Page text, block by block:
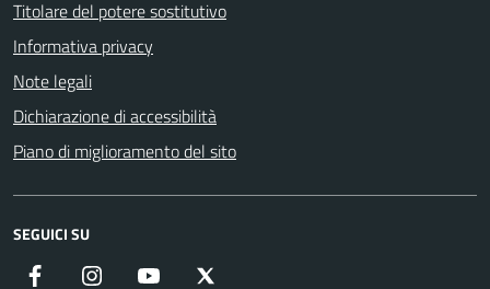
Titolare del potere sostitutivo
Informativa privacy
Note legali
Dichiarazione di accessibilità
Piano di miglioramento del sito
SEGUICI SU
Facebook Instagram YouTube